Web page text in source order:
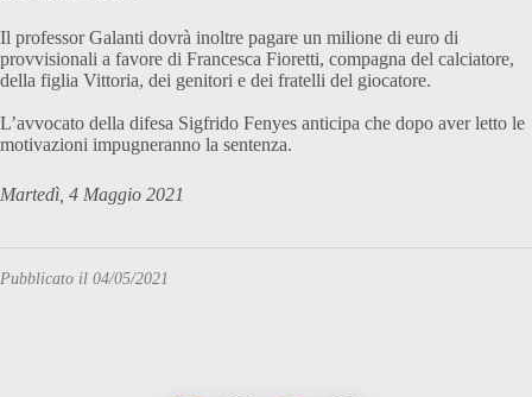
Il professor Galanti dovrà inoltre pagare un milione di euro di
provvisionali a favore di Francesca Fioretti, compagna del calciatore,
della figlia Vittoria, dei genitori e dei fratelli del giocatore.
L’avvocato della difesa Sigfrido Fenyes anticipa che dopo aver letto le
motivazioni impugneranno la sentenza.
Martedì, 4 Maggio 2021
Pubblicato il 04/05/2021